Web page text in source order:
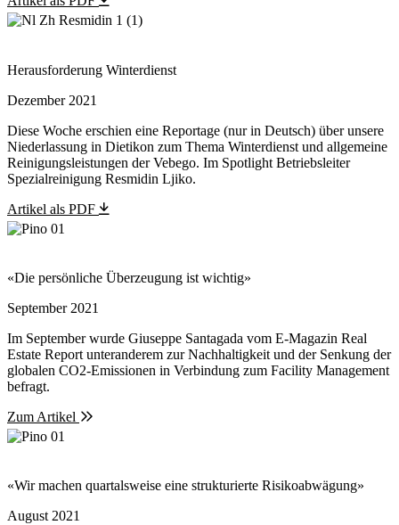
Herausforderung Winterdienst
Dezember 2021
Diese Woche erschien eine Reportage (nur in Deutsch) über unsere
Niederlassung in Dietikon zum Thema Winterdienst und allgemeine
Reinigungsleistungen der Vebego. Im Spotlight Betriebsleiter
Spezialreinigung Resmidin Ljiko.
Artikel als PDF
«Die persönliche Überzeugung ist wichtig»
September 2021
Im September wurde Giuseppe Santagada vom E-Magazin Real
Estate Report unteranderem zur Nachhaltigkeit und der Senkung der
globalen CO2-Emissionen in Verbindung zum Facility Management
befragt.
Zum Artikel
«Wir machen quartalsweise eine strukturierte Risikoabwägung»
August 2021